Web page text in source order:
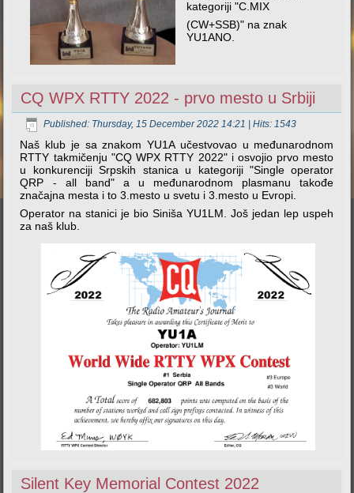
kategoriji "C.MIX
(CW+SSB)" na znak
YU1ANO.
CQ WPX RTTY 2022 - prvo mesto u Srbiji
Published: Thursday, 15 December 2022 14:21 | Hits: 1543
Naš klub je sa znakom YU1A učestvovao u međunarodnom
RTTY takmičenju "CQ WPX RTTY 2022" i osvojio prvo mesto
u konkurenciji Srpskih stanica u kategoriji "Single operator
QRP - all band" a u međunarodnom plasmanu takođe
značajna mesta i to 3.mesto u svetu i 3.mesto u Evropi.
Operator na stanici je bio Siniša YU1LM. Još jedan lep uspeh
za naš klub.
Silent Key Memorial Contest 2022